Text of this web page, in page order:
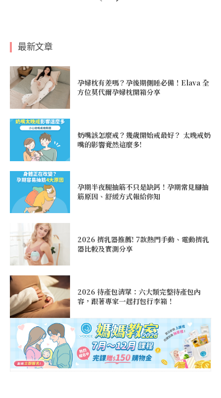
最新文章
孕婦枕有差嗎？孕後期側睡必備！Elava 全
方位莫代爾孕婦枕開箱分享
奶嘴該怎麼戒？幾歲開始戒最好？ 太晚戒奶
嘴的影響竟然這麼多!
孕期半夜腿抽筋不只是缺鈣！孕期常見腳抽
筋原因、舒緩方式報給你知
2026 擠乳器推薦! 7款熱門手動、電動擠乳
器比較及實測分享
2026 待產包清單：六大類完整待產包內
容，跟著專家一起打包行李箱！